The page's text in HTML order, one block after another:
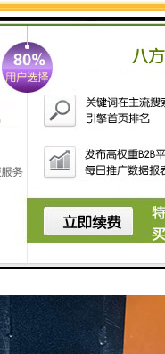
部中心，支持长期保存和